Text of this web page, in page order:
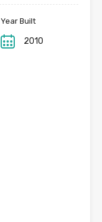
Year Built
2010